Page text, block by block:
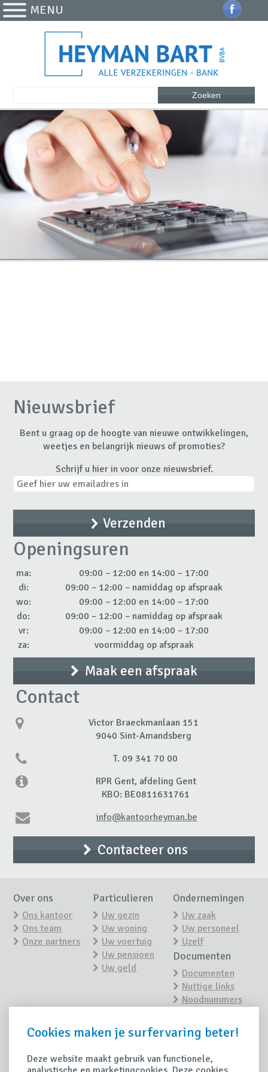
MENU
Zoeken
Nieuwsbrief
Bent u graag op de hoogte van nieuwe ontwikkelingen,
weetjes en belangrijk nieuws of promoties?
Schrijf u hier in voor onze nieuwsbrief.
Openingsuren
ma:
09:00 – 12:00 en 14:00 – 17:00
di:
09:00 – 12:00 – namiddag op afspraak
wo:
09:00 – 12:00 en 14:00 – 17:00
do:
09:00 – 12:00 – namiddag op afspraak
vr:
09:00 – 12:00 en 14:00 – 17:00
za:
voormiddag op afspraak
Maak een afspraak
Contact
Victor Braeckmanlaan 151
9040 Sint-Amandsberg
T. 09 341 70 00
RPR Gent, afdeling Gent
KBO: BE0811631761
info@kantoorheyman.be
Contacteer ons
Over ons
Ons kantoor
Ons team
Onze partners
Particulieren
Uw gezin
Uw woning
Uw voertuig
Uw pensioen
Uw geld
Ondernemingen
Uw zaak
Uw personeel
Uzelf
Documenten
Documenten
Nuttige links
Noodnummers
Tips
Contacteer ons
afspraak
Cookies maken je surfervaring beter!
Deze website maakt gebruik van functionele,